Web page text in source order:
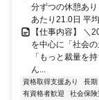
分ずつの休憩あ
あたり21.0日 平
【仕事内容】 ＼
を中心に「社会
「もっと裁量を
ん...
資格取得支援あり 長期
有資格者歓迎
社会保険